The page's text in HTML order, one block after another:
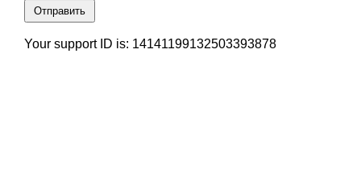
Отправить
Your support ID is: 14141199132503393878